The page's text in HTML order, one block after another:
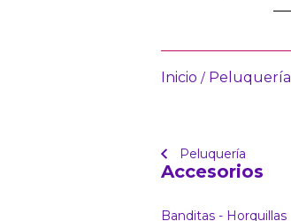
Inicio / Peluquería
Peluquería
Accesorios
Banditas - Horquillas